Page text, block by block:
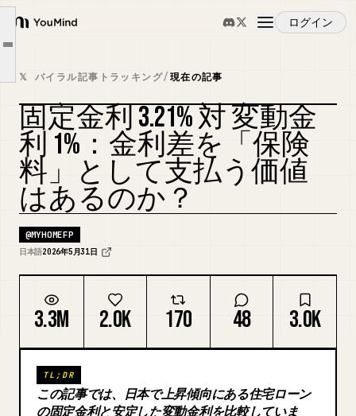
YouMind
ログイン
概要
ユースケース
スキル
プロンプト
料金
ダウンロード
ブログ
固定と変動の差が、2.2%。
固定を選んでもいい人は、確かにいます
𝕏 バイラル記事トラッキング/現在の記事
カバーをリミックス
固定金利 3.21% 対 変動金
利 1%：金利差を「保険
料」として支払う価値
はあるのか？
@MYHOMEFP
日本語2026年5月31日
3.3M 2.0K 170 48 3.0K
TL;DR
この記事では、日本で上昇傾向にある住宅ローン
の固定金利と安定した変動金利を比較していま